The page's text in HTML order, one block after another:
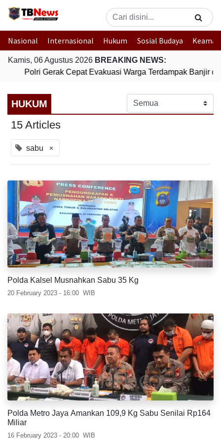
Nasional Internasional Hukum Sosial Budaya
Kamis, 06 Agustus 2026 BREAKING NEWS:
Polri Gerak Cepat Evakuasi Warga Terdampak Banjir di
HUKUM
15 Articles
sabu ×
Polda Kalsel Musnahkan Sabu 35 Kg
20 February 2023 - 16:00 WIB
Polda Metro Jaya Amankan 109,9 Kg Sabu Senilai Rp164
Miliar
16 February 2023 - 20:00 WIB